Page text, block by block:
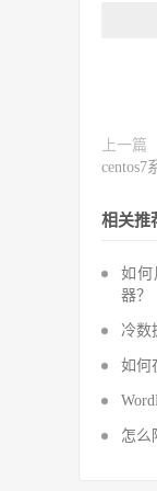
上一篇
centos7
相关推
如何
器？
冷数
如何
怎么